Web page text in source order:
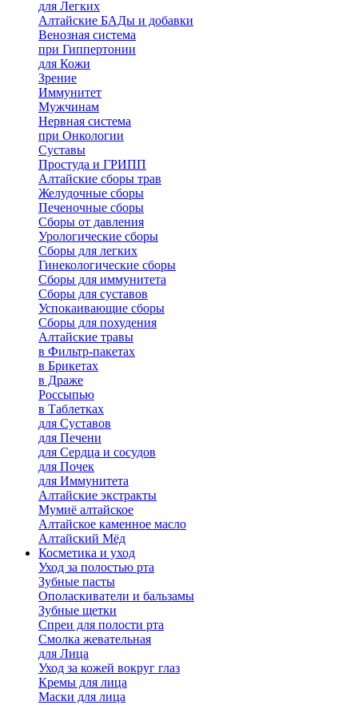
для Легких
Алтайские БАДы и добавки
Венозная система
при Гиппертонии
для Кожи
Зрение
Иммунитет
Мужчинам
Нервная система
при Онкологии
Суставы
Простуда и ГРИПП
Алтайские сборы трав
Желудочные сборы
Печеночные сборы
Сборы от давления
Урологические сборы
Сборы для легких
Гинекологические сборы
Сборы для иммунитета
Сборы для суставов
Успокаивающие сборы
Сборы для похудения
Алтайские травы
в Фильтр-пакетах
в Брикетах
в Драже
Россыпью
в Таблетках
для Cуставов
для Печени
для Сердца и сосудов
для Почек
для Иммунитета
Алтайские экстракты
Мумиё алтайское
Алтайское каменное масло
Алтайский Мёд
Косметика и уход
Уход за полостью рта
Зубные пасты
Ополаскиватели и бальзамы
Зубные щетки
Спреи для полости рта
Смолка жевательная
для Лица
Уход за кожей вокруг глаз
Кремы для лица
Маски для лица